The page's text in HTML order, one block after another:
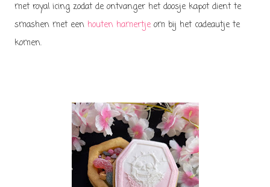
met royal icing zodat de ontvanger het doosje kapot dient te
smashen met een houten hamertje om bij het cadeautje te
komen.